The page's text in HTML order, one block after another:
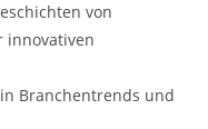
von
innovativen
Branchentrends und